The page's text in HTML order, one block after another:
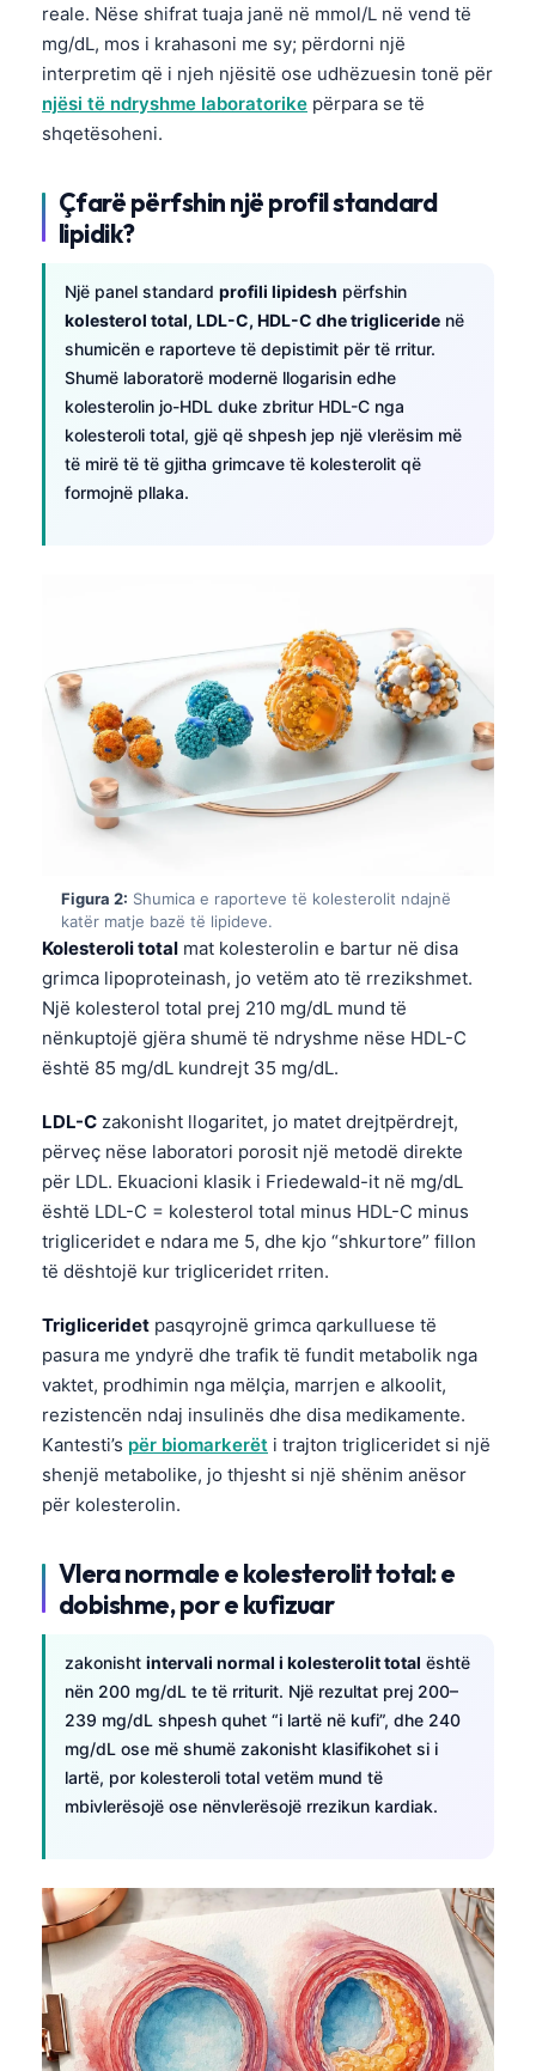
reale. Nëse shifrat tuaja janë në mmol/L në vend të
mg/dL, mos i krahasoni me sy; përdorni një
interpretim që i njeh njësitë ose udhëzuesin tonë për
njësi të ndryshme laboratorike përpara se të
shqetësoheni.
Çfarë përfshin një profil standard
lipidik?
Një panel standard profili lipidesh përfshin
kolesterol total, LDL-C, HDL-C dhe trigliceride në
shumicën e raporteve të depistimit për të rritur.
Shumë laboratorë modernë llogarisin edhe
kolesterolin jo-HDL duke zbritur HDL-C nga
kolesteroli total, gjë që shpesh jep një vlerësim më
të mirë të të gjitha grimcave të kolesterolit që
formojnë pllaka.
Figura 2: Shumica e raporteve të kolesterolit ndajnë
katër matje bazë të lipideve.
Kolesteroli total mat kolesterolin e bartur në disa
grimca lipoproteinash, jo vetëm ato të rrezikshmet.
Një kolesterol total prej 210 mg/dL mund të
nënkuptojë gjëra shumë të ndryshme nëse HDL-C
është 85 mg/dL kundrejt 35 mg/dL.
LDL-C zakonisht llogaritet, jo matet drejtpërdrejt,
përveç nëse laboratori porosit një metodë direkte
për LDL. Ekuacioni klasik i Friedewald-it në mg/dL
është LDL-C = kolesterol total minus HDL-C minus
trigliceridet e ndara me 5, dhe kjo “shkurtore” fillon
të dështojë kur trigliceridet rriten.
Trigliceridet pasqyrojnë grimca qarkulluese të
pasura me yndyrë dhe trafik të fundit metabolik nga
vaktet, prodhimin nga mëlçia, marrjen e alkoolit,
rezistencën ndaj insulinës dhe disa medikamente.
Kantesti’s për biomarkerët i trajton trigliceridet si një
shenjë metabolike, jo thjesht si një shënim anësor
për kolesterolin.
Vlera normale e kolesterolit total: e
dobishme, por e kufizuar
zakonisht intervali normal i kolesterolit total është
nën 200 mg/dL te të rriturit. Një rezultat prej 200–
239 mg/dL shpesh quhet “i lartë në kufi”, dhe 240
mg/dL ose më shumë zakonisht klasifikohet si i
lartë, por kolesteroli total vetëm mund të
mbivlerësojë ose nënvlerësojë rrezikun kardiak.